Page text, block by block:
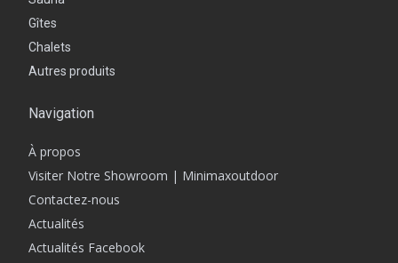
Gîtes
Chalets
Autres produits
Navigation
À propos
Visiter Notre Showroom | Minimaxoutdoor
Contactez-nous
Actualités
Actualités Facebook